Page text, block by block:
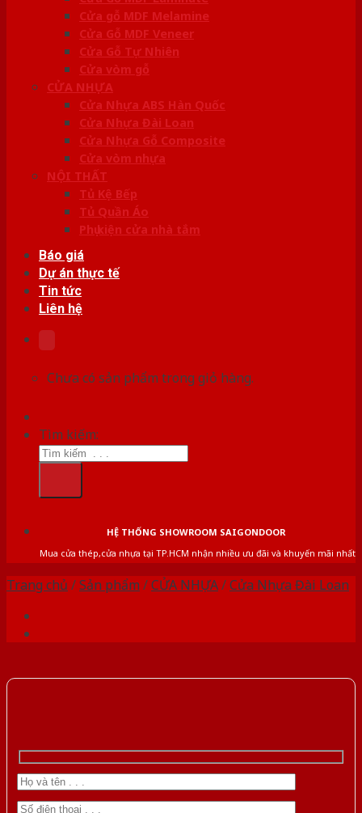
Cửa gỗ MDF Melamine
Cửa Gỗ MDF Veneer
Cửa Gỗ Tự Nhiên
Cửa vòm gỗ
CỬA NHỰA
Cửa Nhựa ABS Hàn Quốc
Cửa Nhựa Đài Loan
Cửa Nhựa Gỗ Composite
Cửa vòm nhựa
NỘI THẤT
Tủ Kệ Bếp
Tủ Quần Áo
Phụ kiện cửa nhà tắm
Báo giá
Dự án thực tế
Tin tức
Liên hệ
Chưa có sản phẩm trong giỏ hàng.
Tìm kiếm:
HỆ THỐNG SHOWROOM SAIGONDOOR
Mua cửa thép,cửa nhựa tại TP.HCM nhận nhiều ưu đãi và khuyến mãi nhất
Trang chủ /Sản phẩm /CỬA NHỰA/Cửa Nhựa Đài Loan